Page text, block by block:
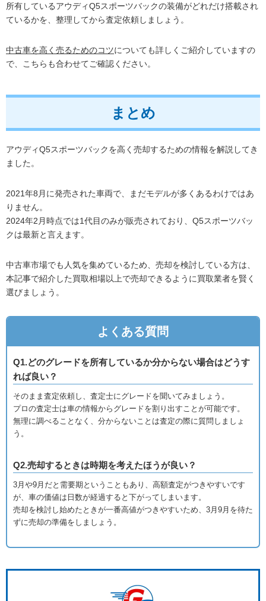
所有しているアウディQ5スポーツバックの装備がどれだけ搭載され
ているかを、整理してから査定依頼しましょう。
中古車を高く売るためのコツについても詳しくご紹介していますの
で、こちらも合わせてご確認ください。
まとめ
アウディQ5スポーツバックを高く売却するための情報を解説してき
ました。
2021年8月に発売された車両で、まだモデルが多くあるわけではあ
りません。
2024年2月時点では1代目のみが販売されており、Q5スポーツバッ
クは最新と言えます。
中古車市場でも人気を集めているため、売却を検討している方は、
本記事で紹介した買取相場以上で売却できるように買取業者を賢く
選びましょう。
よくある質問
Q1.どのグレードを所有しているか分からない場合はどうす
れば良い？
そのまま査定依頼し、査定士にグレードを聞いてみましょう。
プロの査定士は車の情報からグレードを割り出すことが可能です。
無理に調べることなく、分からないことは査定の際に質問しましょ
う。
Q2.売却するときは時期を考えたほうが良い？
3月や9月だと需要期ということもあり、高額査定がつきやすいです
が、車の価値は日数が経過すると下がってしまいます。
売却を検討し始めたときが一番高値がつきやすいため、3月9月を待た
ずに売却の準備をしましょう。